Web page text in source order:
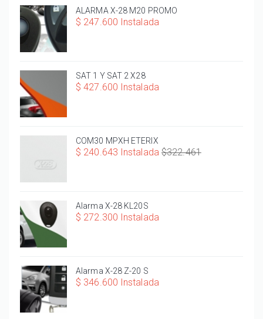
ALARMA X-28 M20 PROMO
$ 247.600 Instalada
SAT 1 Y SAT 2 X28
$ 427.600 Instalada
COM30 MPXH ETERIX
$ 240.643 Instalada $322.461
Alarma X-28 KL20S
$ 272.300 Instalada
Alarma X-28 Z-20 S
$ 346.600 Instalada